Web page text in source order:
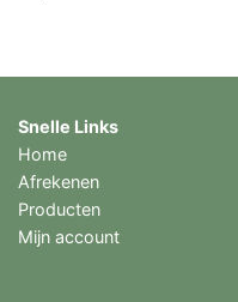
Snelle Links
Home
Afrekenen
Producten
Mijn account